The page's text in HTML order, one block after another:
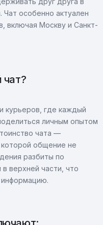
особенно актуален
включая Москву и Санкт-
чат?
курьеров, где каждый
личным опытом
чата —
которой общение не
разбиты по
верхней части, что